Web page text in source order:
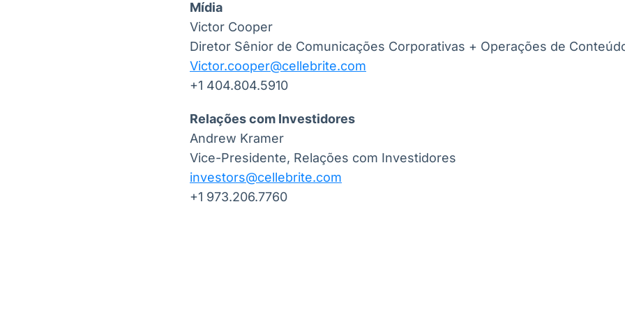
Mídia
Victor Cooper
Diretor Sênior de Comunicações Corporativas + Operações de
Victor.cooper@cellebrite.com
+1 404.804.5910
Relações com Investidores
Andrew Kramer
Vice-Presidente, Relações com Investidores
investors@cellebrite.com
+1 973.206.7760